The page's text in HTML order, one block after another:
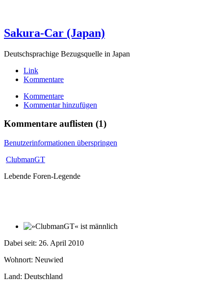
Sakura-Car (Japan)
Deutschsprachige Bezugsquelle in Japan
Link
Kommentare
Kommentare
Kommentar hinzufügen
Kommentare auflisten (1)
Benutzerinformationen überspringen
ClubmanGT
Lebende Foren-Legende
Dabei seit: 26. April 2010
Wohnort: Neuwied
Land: Deutschland